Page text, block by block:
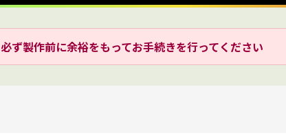
必ず製作前に余裕をもってお手続きを行ってください